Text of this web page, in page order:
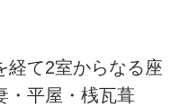
て2室からなる座
・平屋・桟瓦葺